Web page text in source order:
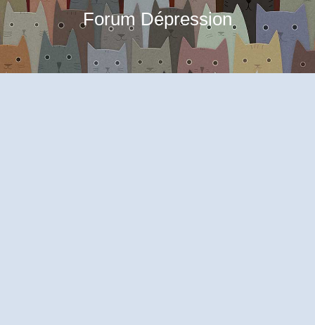
Forum Dépression